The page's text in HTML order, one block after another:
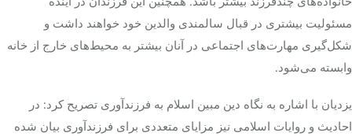
مسئولیت بیشتری در قبال سالمندی والدین خود خواهند داشت و
شکل‌گیری مهارت‌های اجتماعی در آنان بیشتر به محیط‌های خارج از خانه
وابسته می‌شود.
یزدیان با اشاره به نگاه دین مبین اسلام به فرزندآوری تصریح کرد: در
احادیث و روایات اسلامی نیز مزایای متعددی برای فرزندآوری بیان شده